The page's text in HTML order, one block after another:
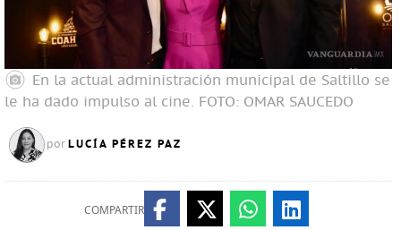
En la actual administración municipal de Saltillo se
le ha dado impulso al cine. FOTO: OMAR SAUCEDO
por LUCÍA PÉREZ PAZ
COMPARTIR